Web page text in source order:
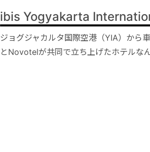
ibis Yogyakarta
ジョグジャカルタ国際空港（YIA）から
とNovotelが共同で立ち上げたホテルなん